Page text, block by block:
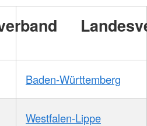
Baden-Württemberg
Westfalen-Lippe